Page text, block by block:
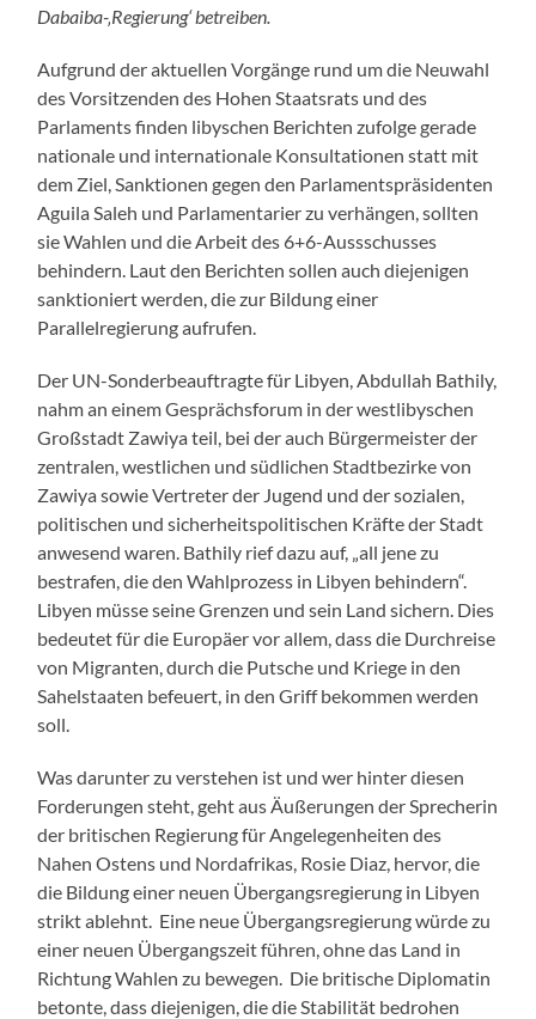
Dabaiba-‚Regierung‘ betreiben.
Aufgrund der aktuellen Vorgänge rund um die Neuwahl
des Vorsitzenden des Hohen Staatsrats und des
Parlaments finden libyschen Berichten zufolge gerade
nationale und internationale Konsultationen statt mit
dem Ziel, Sanktionen gegen den Parlamentspräsidenten
Aguila Saleh und Parlamentarier zu verhängen, sollten
sie Wahlen und die Arbeit des 6+6-Aussschusses
behindern. Laut den Berichten sollen auch diejenigen
sanktioniert werden, die zur Bildung einer
Parallelregierung aufrufen.
Der UN-Sonderbeauftragte für Libyen, Abdullah Bathily,
nahm an einem Gesprächsforum in der westlibyschen
Großstadt Zawiya teil, bei der auch Bürgermeister der
zentralen, westlichen und südlichen Stadtbezirke von
Zawiya sowie Vertreter der Jugend und der sozialen,
politischen und sicherheitspolitischen Kräfte der Stadt
anwesend waren. Bathily rief dazu auf, „all jene zu
bestrafen, die den Wahlprozess in Libyen behindern“.
Libyen müsse seine Grenzen und sein Land sichern. Dies
bedeutet für die Europäer vor allem, dass die Durchreise
von Migranten, durch die Putsche und Kriege in den
Sahelstaaten befeuert, in den Griff bekommen werden
soll.
Was darunter zu verstehen ist und wer hinter diesen
Forderungen steht, geht aus Äußerungen der Sprecherin
der britischen Regierung für Angelegenheiten des
Nahen Ostens und Nordafrikas, Rosie Diaz, hervor, die
die Bildung einer neuen Übergangsregierung in Libyen
strikt ablehnt. Eine neue Übergangsregierung würde zu
einer neuen Übergangszeit führen, ohne das Land in
Richtung Wahlen zu bewegen. Die britische Diplomatin
betonte, dass diejenigen, die die Stabilität bedrohen